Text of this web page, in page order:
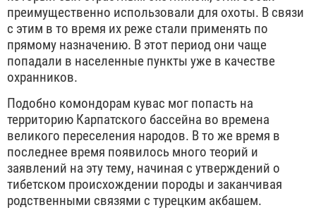
преимущественно использовали для охоты. В связи
с этим в то время их реже стали применять по
прямому назначению. В этот период они чаще
попадали в населенные пункты уже в качестве
охранников.
Подобно комондорам кувас мог попасть на
территорию Карпатского бассейна во времена
великого переселения народов. В то же время в
последнее время появилось много теорий и
заявлений на эту тему, начиная с утверждений о
тибетском происхождении породы и заканчивая
родственными связями с турецким акбашем.